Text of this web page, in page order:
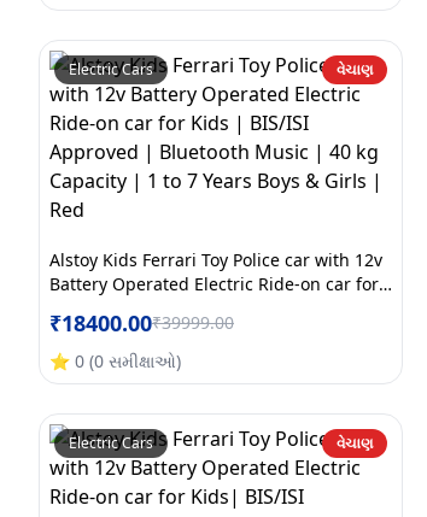
Electric Cars વેચાણ
Alstoy Kids Ferrari Toy Police car with 12v
Battery Operated Electric Ride-on car for
| 40 kg Capacity | 1 to 7 Years Boys &
Girls | Red
₹18400.00₹39999.00
⭐ 0 (0 સમીક્ષાઓ)
Electric Cars વેચાણ